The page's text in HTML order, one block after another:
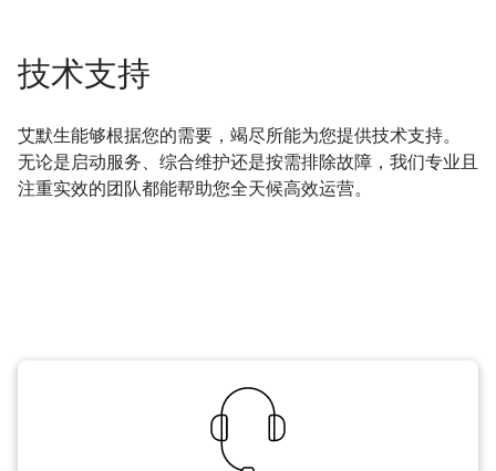
技术支持
艾默生能够根据您的需要，竭尽所能为您提供技术支持。
无论是启动服务、综合维护还是按需排除故障，我们专业且
注重实效的团队都能帮助您全天候高效运营。